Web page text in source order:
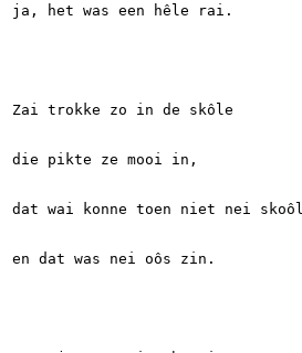
ja, het was een hêle rai.
Zai trokke zo in de skôle
die pikte ze mooi in,
dat wai konne toen niet nei skoôl
en dat was nei oôs zin.